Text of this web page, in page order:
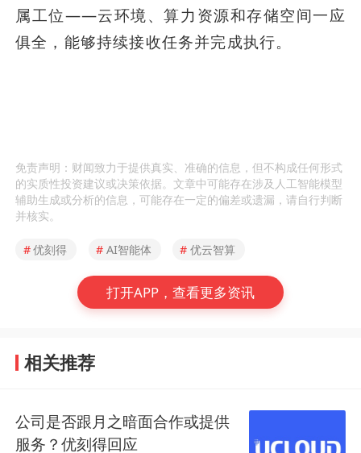
属工位——云环境、算力资源和存储空间一应
俱全，能够持续接收任务并完成执行。
免责声明：财闻致力于提供真实、准确的信息，但不构成任何形式
的实质性投资建议或决策依据。文章中可能存在涉及人工智能模型
辅助生成或分析的信息，可能存在一定的偏差或遗漏，请自行判断
并核实。
#优刻得 # AI智能体 # 优云智算
打开APP，查看更多资讯
相关推荐
公司是否跟月之暗面合作或提供
服务？优刻得回应